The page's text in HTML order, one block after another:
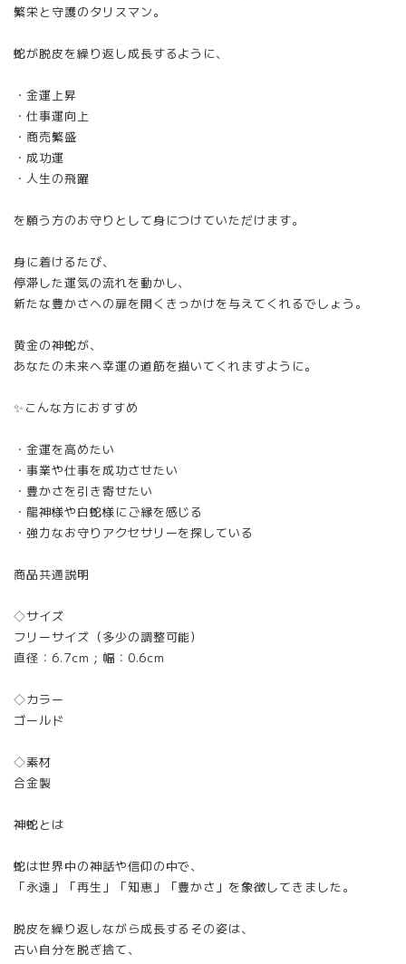
繁栄と守護のタリスマン。
蛇が脱皮を繰り返し成長するように、
・金運上昇
・仕事運向上
・商売繁盛
・成功運
・人生の飛躍
を願う方のお守りとして身につけていただけます。
身に着けるたび、
停滞した運気の流れを動かし、
新たな豊かさへの扉を開くきっかけを与えてくれるでしょう。
黄金の神蛇が、
あなたの未来へ幸運の道筋を描いてくれますように。
✨こんな方におすすめ
・金運を高めたい
・事業や仕事を成功させたい
・豊かさを引き寄せたい
・龍神様や白蛇様にご縁を感じる
・強力なお守りアクセサリーを探している
商品共通説明
◇サイズ
フリーサイズ（多少の調整可能）
直径：6.7cm；幅：0.6cm
◇カラー
ゴールド
◇素材
合金製
神蛇とは
蛇は世界中の神話や信仰の中で、
「永遠」「再生」「知恵」「豊かさ」を象徴してきました。
脱皮を繰り返しながら成長するその姿は、
古い自分を脱ぎ捨て、